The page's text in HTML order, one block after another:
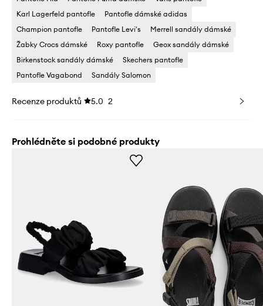
Karl Lagerfeld pantofle
Pantofle dámské adidas
Champion pantofle
Pantofle Levi's
Merrell sandály dámské
Žabky Crocs dámské
Roxy pantofle
Geox sandály dámské
Birkenstock sandály dámské
Skechers pantofle
Pantofle Vagabond
Sandály Salomon
Recenze produktů 5.0 2
Prohlédněte si podobné produkty